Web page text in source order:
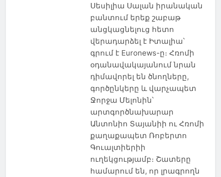
Սեսիլիա Սալան իրանական
բանտում երեք շաբաթ
անցկացնելուց հետո
վերադարձել է Իտալիա՝
գրում է Euronews-ը։ Հռոմի
օդանավակայանում նրան
դիմավորել են ծնողները,
գործընկերը և վարչապետ
Ջորջա Մելոնին՝
արտգործնախարար
Անտոնիո Տայանիի ու Հռոմի
քաղաքապետ Ռոբերտո
Գուալտիերիի
ուղեկցությամբ։ Շատերը
համարում են, որ լրագրողն